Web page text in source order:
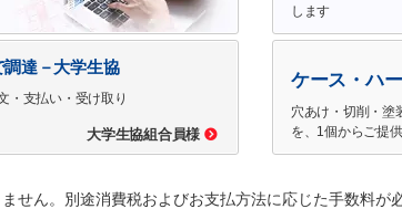
調達－大学生協
・支払い・受け取り
大学生協組合員様
します
ケース・ハ
穴あけ・切削・塗
を、1個からご提
ん。別途消費税およびお支払方法に応じた手数料が